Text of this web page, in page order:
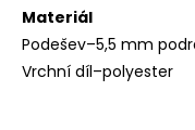
Materiál
Podešev–5,5 mm
Vrchní díl–polyester